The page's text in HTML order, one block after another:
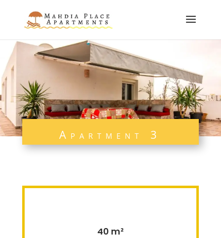
Apartment 3
40 m²